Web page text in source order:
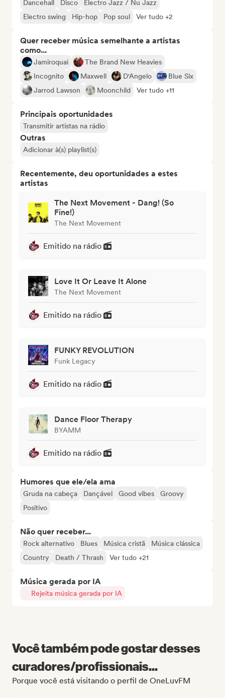
Dancehall Disco
Electro Jazz / Nu Jazz
Electro swing
Hip-hop Pop soul Ver tudo +2
Quer receber música semelhante a artistas
como...
Jamiroquai
The Brand New Heavies
Incognito
Maxwell D'Angelo
Blue Six
Jarrod Lawson
Moonchild Ver tudo +11
Principais oportunidades
Transmitir artistas na rádio
Outras
Adicionar à(s) playlist(s)
Recentemente, deu oportunidades a estes
artistas
The Next Movement - Dang! (So
Fine!)
The Next Movement
Emitido na rádio
Love It Or Leave It Alone
The Next Movement
Emitido na rádio
FUNKY REVOLUTION
Funk Legacy
Emitido na rádio
Dance Floor Therapy
BYAMM
Emitido na rádio
Humores que ele/ela ama
Gruda na cabeça Dançável Good vibes
Groovy
Positivo
Não quer receber...
Rock alternativo Blues Música cristã
Música clássica
Country
Death / Thrash Ver tudo +21
Música gerada por IA
Rejeita música gerada por IA
Você também pode gostar desses
curadores/profissionais...
Porque você está visitando o perfil de OneLuvFM